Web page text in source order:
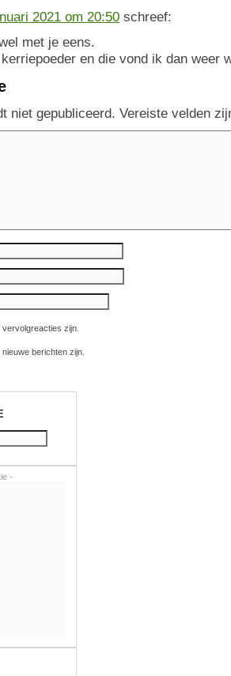
2021 om 20:50 schreef:
met je eens.
en die vond ik dan weer
niet gepubliceerd. Vereiste velden
vervolgreacties zijn.
berichten zijn.
-